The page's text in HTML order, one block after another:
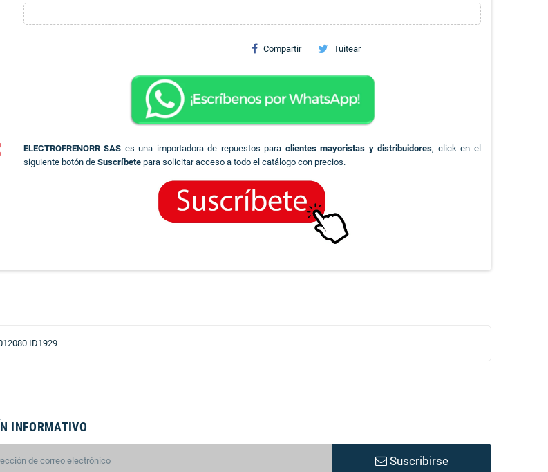
Compartir Tuitear
ELECTROFRENORR SAS es una importadora de repuestos para clientes mayoristas y distribuidores, click en el
siguiente botón de Suscríbetepara solicitar acceso a todo el catálogo con precios.
ID1929
INFORMATIVO
Suscribirse